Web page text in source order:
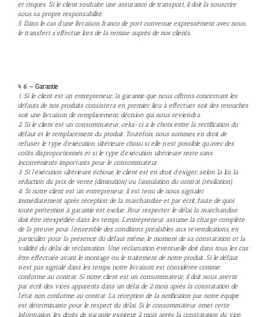
et risques. Si le client souhaite une assurance de transport, il doit la souscrire
sous sa propre responsabilité.
5. Dans le cas d’une livraison franco de port convenue expressément avec nous,
le transfert s’effectue lors de la remise auprès de nos clients.
§ 6 – Garantie
1. Si le client est un entrepreneur, la garantie que nous offrons concernant les
défauts de nos produits consistera en premier lieu à effectuer soit des retouches
soit une livraison de remplacement, décision qui nous reviendra.
2. Si le client est un consommateur, celui-ci a le choix entre la rectification du
défaut et le remplacement du produit. Toutefois, nous sommes en droit de
refuser le type d’exécution ultérieure choisi si elle n’est possible qu’avec des
coûts disproportionnés et si le type d’exécution ultérieure reste sans
inconvénients importants pour le consommateur.
3. Si l’exécution ultérieure échoue, le client est en droit d’exiger, selon la loi, la
réduction du prix de vente (diminution) ou l’annulation du contrat (résiliation).
4. Si notre client est un entrepreneur, il est tenu de nous signaler
immédiatement après réception de la marchandise et par écrit, faute de quoi
toute prétention à garantie est exclue. Pour respecter le délai, la marchandise
doit être réexpédiée dans les temps. L’entrepreneur assume la charge complète
de la preuve pour l’ensemble des conditions préalables aux revendications, en
particulier pour la présence du défaut même, le moment de sa constatation et la
validité du délai de réclamation. Une réclamation éventuelle doit dans tous les cas
être effectuée avant le montage ou le traitement de notre produit. Si le défaut
n’est pas signalé dans les temps, notre livraison est considérée comme
conforme au contrat. Si notre client est un consommateur, il doit nous avertir
par écrit des vices apparents dans un délai de 2 mois après la constatation de
l’état non conforme au contrat. La réception de la notification par notre équipe
est déterminante pour le respect du délai. Si le consommateur omet cette
information, les droits de garantie expirent 2 mois après la constatation du vice.